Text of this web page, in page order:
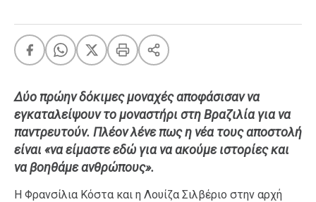
A-List LGBTQI+
Xmas
LIFE
Food
Body+Mind
Ταξίδια
Δύο πρώην δόκιμες μοναχές αποφάσισαν να
εγκαταλείψουν το μοναστήρι στη Βραζιλία για να
παντρευτούν. Πλέον λένε πως η νέα τους αποστολή
είναι «να είμαστε εδώ για να ακούμε ιστορίες και
να βοηθάμε ανθρώπους».
Η Φρανσίλια Κόστα και η Λουίζα Σιλβέριο στην αρχή